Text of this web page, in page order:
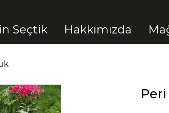
Bahçe
El Aletleri
Elektrik
Seçtik Hakkımızda